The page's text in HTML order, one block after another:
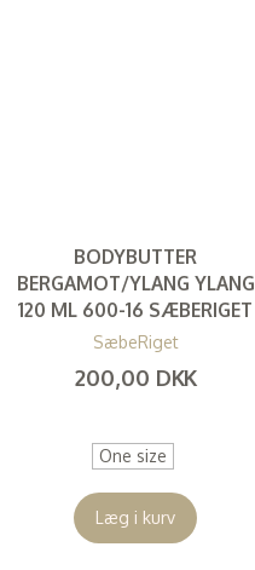
BODYBUTTER
BERGAMOT/YLANG YLANG
120 ML 600-16 SÆBERIGET
SæbeRiget
200,00 DKK
One size
Læg i kurv